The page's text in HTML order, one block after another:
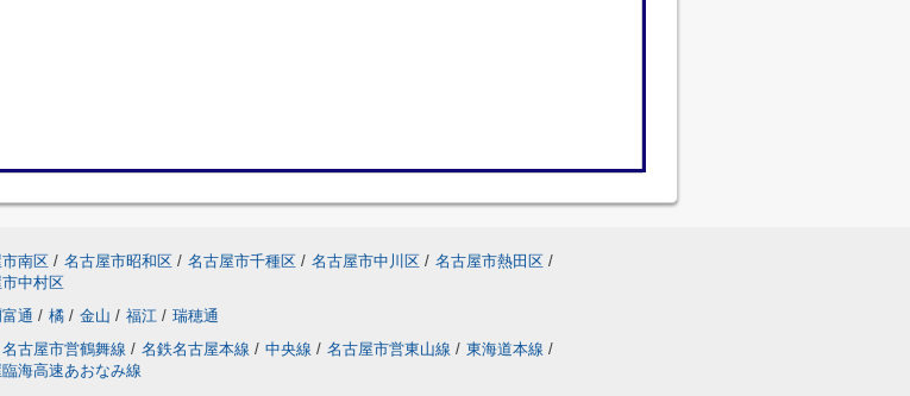
南区 / 名古屋市昭和区 / 名古屋市千種区 / 名古屋市中川区 / 名古屋市熱田区 /
中村区
通 / 橘 / 金山 / 福江 / 瑞穂通
名古屋市営鶴舞線 / 名鉄名古屋本線 / 中央線 / 名古屋市営東山線 / 東海道本線 /
海高速あおなみ線